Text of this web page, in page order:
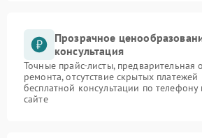
Прозрачное
консультация
Точные прайс-листы, предварительная
ремонта, отсутствие скрытых
бесплатной консультации по
сайте